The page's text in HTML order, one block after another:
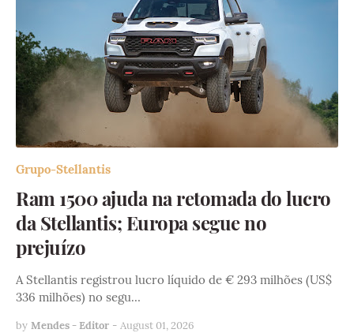
Grupo-Stellantis
Ram 1500 ajuda na retomada do lucro
da Stellantis; Europa segue no
prejuízo
A Stellantis registrou lucro líquido de € 293 milhões (US$
336 milhões) no segu…
by Mendes - Editor - August 01, 2026